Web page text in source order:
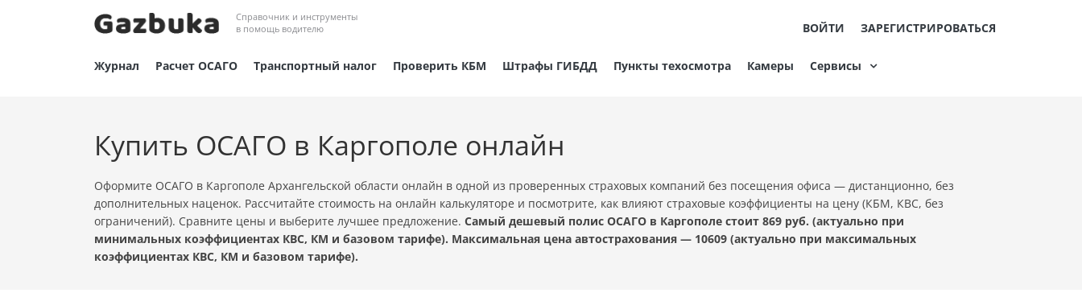
Справочник и инструменты
в помощь водителю
ВОЙТИ ЗАРЕГИСТРИРОВАТЬСЯ
Журнал Расчет ОСАГО Транспортный налог Проверить КБМ Штрафы ГИБДД Пункты техосмотра Камеры Сервисы
Купить ОСАГО в Каргополе онлайн
Оформите ОСАГО в Каргополе Архангельской области онлайн в одной из проверенных страховых компаний без посещения офиса — дистанционно, без
дополнительных наценок. Рассчитайте стоимость на онлайн калькуляторе и посмотрите, как влияют страховые коэффициенты на цену (КБМ, КВС, без
ограничений). Сравните цены и выберите лучшее предложение. Самый дешевый полис ОСАГО в Каргополе стоит 869 руб. (актуально при
минимальных коэффициентах КВС, КМ и базовом тарифе). Максимальная цена автострахования — 10609 (актуально при максимальных
коэффициентах КВС, КМ и базовом тарифе).